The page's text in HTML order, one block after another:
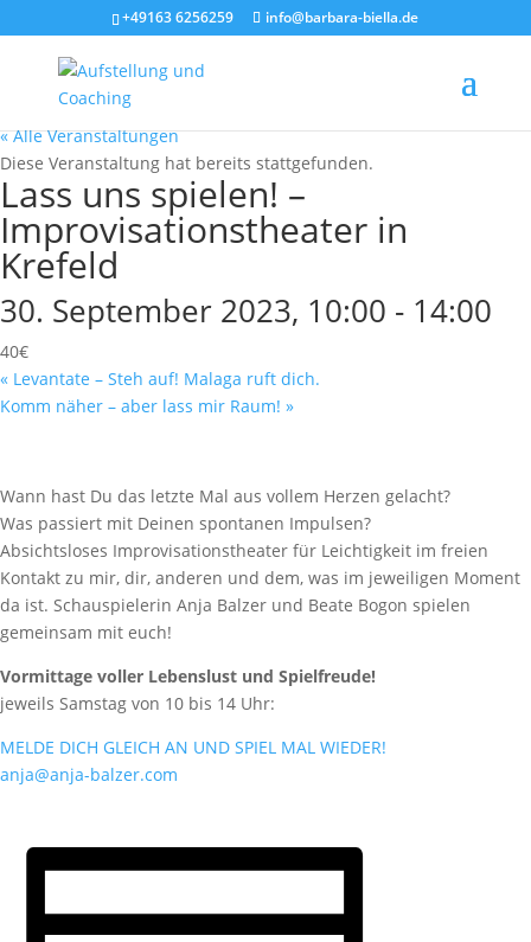
+49163 6256259 info@barbara-biella.de
« Alle Veranstaltungen
Diese Veranstaltung hat bereits stattgefunden.
Lass uns spielen! –
Improvisationstheater in
Krefeld
30. September 2023, 10:00 - 14:00
40€
« Levantate – Steh auf! Malaga ruft dich.
Komm näher – aber lass mir Raum! »
Wann hast Du das letzte Mal aus vollem Herzen gelacht?
Was passiert mit Deinen spontanen Impulsen?
Absichtsloses Improvisationstheater für Leichtigkeit im freien
Kontakt zu mir, dir, anderen und dem, was im jeweiligen Moment
da ist. Schauspielerin Anja Balzer und Beate Bogon spielen
gemeinsam mit euch!
Vormittage voller Lebenslust und Spielfreude!
jeweils Samstag von 10 bis 14 Uhr:
MELDE DICH GLEICH AN UND SPIEL MAL WIEDER!
anja@anja-balzer.com